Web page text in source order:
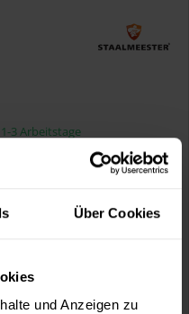
Über Cookies
und Anzeigen zu
3 Arbeitstage